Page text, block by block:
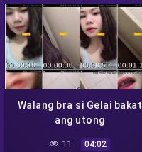
Walang bra si Gelai bakat
ang utong
11 04:02